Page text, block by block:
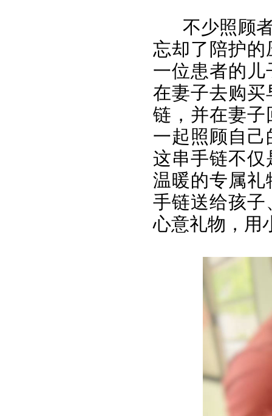
不少照顾
忘却了陪护
一位患者的
在妻子去购
链，并在妻
一起照顾自
这串手链不
温暖的专属
手链送给孩
心意礼物，用